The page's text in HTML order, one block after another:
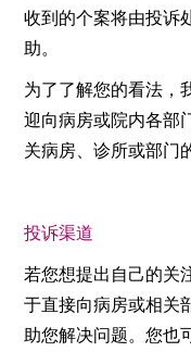
收到的个案将由投诉
助。
为了了解您的看法，
迎向病房或院内各部
关病房、诊所或部门
投诉渠道
若您想提出自己的关
于直接向病房或相关
助您解决问题。您也